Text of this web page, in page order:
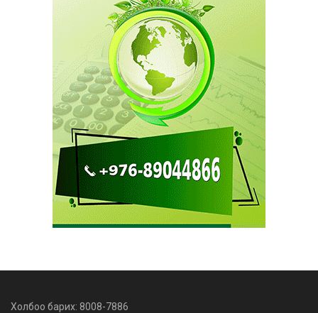
Холбоо барих: 8008-7886